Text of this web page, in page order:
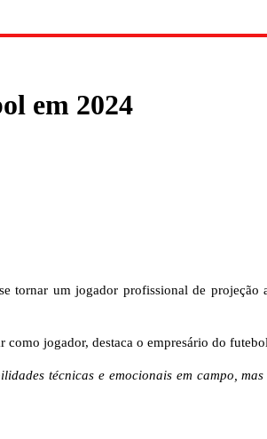
em 2024
um jogador profissional de projeção
jogador, destaca o empresário do
técnicas e emocionais em campo,